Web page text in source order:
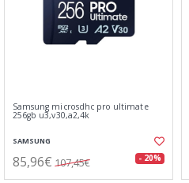
Samsung microsdhc pro ultimate
256gb u3,v30,a2,4k
SAMSUNG
85,96€ 107,45€ - 20%